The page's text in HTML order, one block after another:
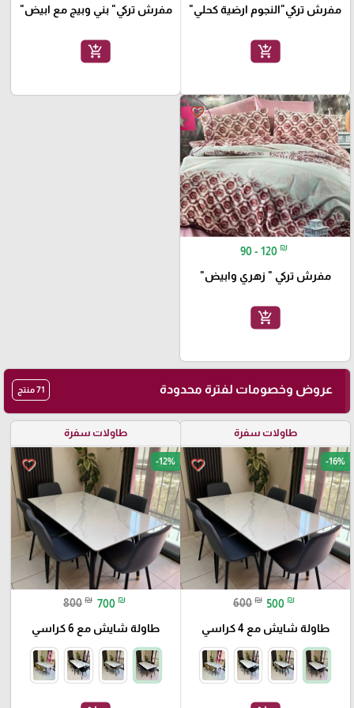
مفرش تركي"النجوم ارضية كحلي"
add_shopping_cart
مفرش تركي" بني وبيج مع ابيض"
add_shopping_cart
favorite_border
90 - 120 ₪
مفرش تركي " زهري وابيض"
add_shopping_cart
عروض وخصومات لفترة محدودة 71 منتج
طاولات سفرة
favorite_border -16%
600 ₪ 500 ₪
طاولة شايش مع 4 كراسي
طاولات سفرة
favorite_border -12%
800 ₪ 700 ₪
طاولة شايش مع 6 كراسي